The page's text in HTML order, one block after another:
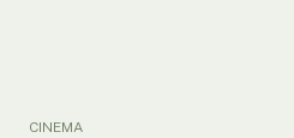
CINEMA